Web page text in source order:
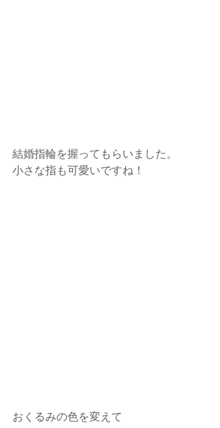
結婚指輪を握ってもらいました。
小さな指も可愛いですね！
おくるみの色を変えて